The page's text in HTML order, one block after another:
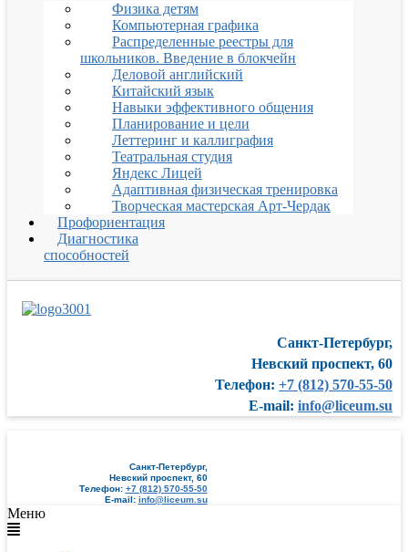
Физика детям
Компьютерная графика
Распределенные реестры для
школьников. Введение в блокчейн
Деловой английский
Китайский язык
Навыки эффективного общения
Планирование и цели
Леттеринг и каллиграфия
Театральная студия
Яндекс Лицей
Адаптивная физическая тренировка
Творческая мастерская Арт-Чердак
Профориентация
Диагностика
способностей
Санкт-Петербург,
Невский проспект, 60
Телефон: +7 (812) 570-55-50
E-mail: info@liceum.su
Санкт-Петербург,
Невский проспект, 60
Телефон: +7 (812) 570-55-50
E-mail: info@liceum.su
Меню